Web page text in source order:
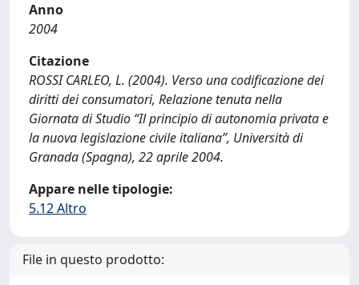
Anno
2004
Citazione
ROSSI CARLEO, L. (2004). Verso una codificazione dei
diritti dei consumatori, Relazione tenuta nella
Giornata di Studio “Il principio di autonomia privata e
la nuova legislazione civile italiana”, Università di
Granada (Spagna), 22 aprile 2004.
Appare nelle tipologie:
5.12 Altro
File in questo prodotto: